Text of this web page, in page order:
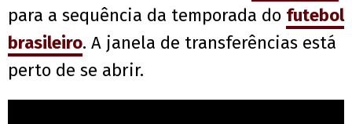
para a sequência da temporada do futebol
brasileiro. A janela de transferências está
perto de se abrir.